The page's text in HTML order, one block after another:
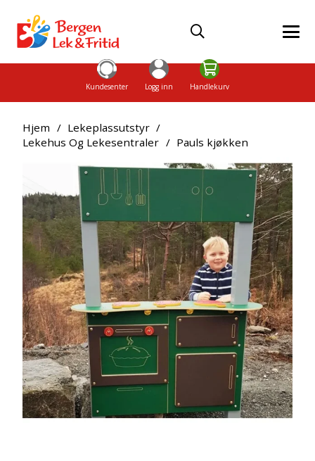
Kundesenter Logg inn Handlekurv
Hjem / Lekeplassutstyr /
Lekehus Og Lekesentraler / Pauls kjøkken